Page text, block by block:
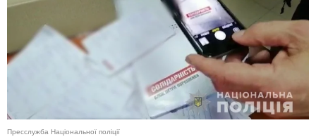
Пресслужба Національної поліції